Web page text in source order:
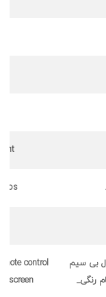
بی سیم
control_